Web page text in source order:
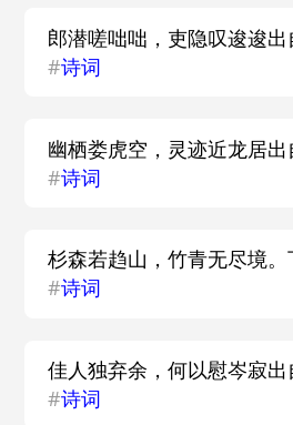
郎潜嗟咄咄，吏隐叹逡逡
#诗词
幽栖娄虎空，灵迹近龙居出
#诗词
杉森若趋山，竹青无尽境
#诗词
佳人独弃余，何以慰岑寂出
#诗词